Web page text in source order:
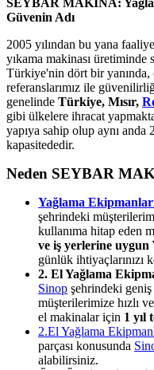
Güvenin Adı
2005 yılından bu yana
yıkama makinası
Türkiye'nin dört bir
referanslarımız ile
genelinde Türkiye, Mısır,
gibi ülkelere ihracat
yapıya sahip olup aynı
kapasitededir.
Neden SEYBAR
Yağlama
şehrindeki
kullanıma hitap eden
ve iş yerlerine uygun
günlük ihtiyaçlarınızı
2. El Yağlama
Sinop şehrindeki
müşterilerimize hızlı
el makinalar için 1 yıl
2.El Yağlama
parçası konusunda
alabilirsiniz.